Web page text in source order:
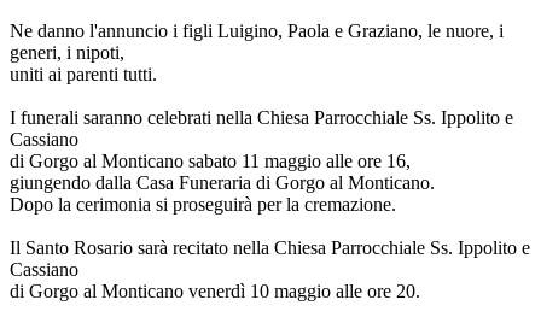
Ne danno l'annuncio i figli Luigino, Paola e Graziano, le nuore, i
generi, i nipoti,
uniti ai parenti tutti.
I funerali saranno celebrati nella Chiesa Parrocchiale Ss. Ippolito e
Cassiano
di Gorgo al Monticano sabato 11 maggio alle ore 16,
giungendo dalla Casa Funeraria di Gorgo al Monticano.
Dopo la cerimonia si proseguirà per la cremazione.
Il Santo Rosario sarà recitato nella Chiesa Parrocchiale Ss. Ippolito e
Cassiano
di Gorgo al Monticano venerdì 10 maggio alle ore 20.